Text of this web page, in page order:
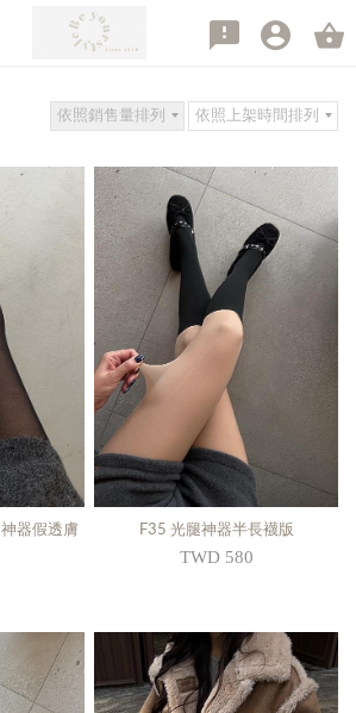
依照銷售量排列 依照上架時間排列
器假透膚
F35 光腿神器半長襪版
TWD 580